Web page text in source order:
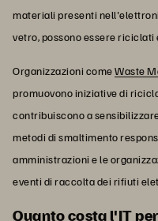
materiali presenti
vetro, possono essere riciclati
Organizzazioni comeWaste
promuovono iniziative di
contribuiscono a
metodi di smaltimento
amministrazioni e le
eventi di raccolta dei rifiuti
Quanto costa l'IT